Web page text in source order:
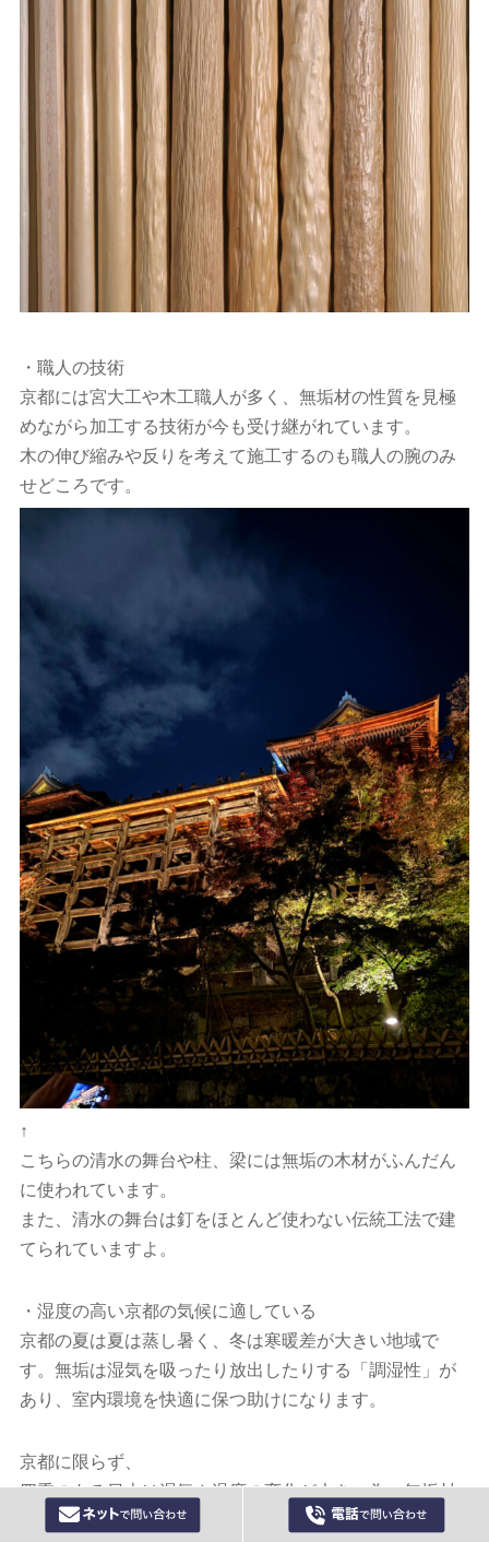
・職人の技術
京都には宮大工や木工職人が多く、無垢材の性質を見極
めながら加工する技術が今も受け継がれています。
木の伸び縮みや反りを考えて施工するのも職人の腕のみ
せどころです。
↑
こちらの清水の舞台や柱、梁には無垢の木材がふんだん
に使われています。
また、清水の舞台は釘をほとんど使わない伝統工法で建
てられていますよ。
・湿度の高い京都の気候に適している
京都の夏は夏は蒸し暑く、冬は寒暖差が大きい地域で
す。無垢は湿気を吸ったり放出したりする「調湿性」が
あり、室内環境を快適に保つ助けになります。
京都に限らず、
四季のある日本は湿気や温度の変化が大きい為、無垢材
は湿気を吸ったり吐いたりして室内環境を整える無垢材